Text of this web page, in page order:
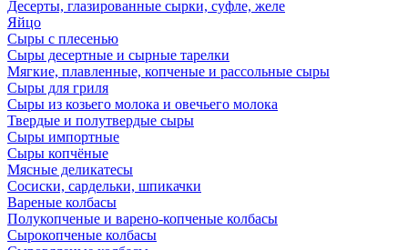
Десерты, глазированные сырки, суфле, желе
Яйцо
Сыры с плесенью
Сыры десертные и сырные тарелки
Мягкие, плавленные, копченые и рассольные сыры
Сыры для гриля
Сыры из козьего молока и овечьего молока
Твердые и полутвердые сыры
Сыры импортные
Сыры копчёные
Мясные деликатесы
Сосиски, сардельки, шпикачки
Вареные колбасы
Полукопченые и варено-копченые колбасы
Сырокопченые колбасы